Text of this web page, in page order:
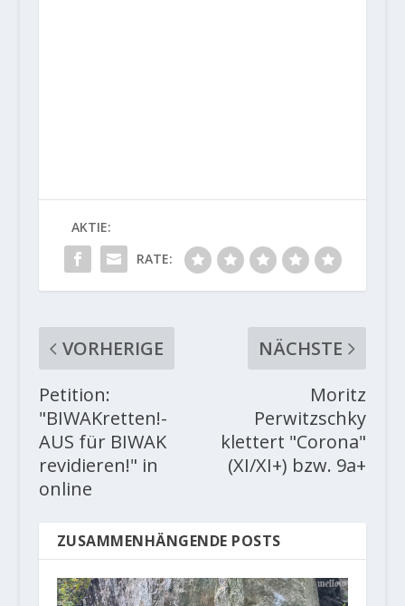
AKTIE:
RATE:
VORHERIGE
Petition:
"BIWAKretten!-
AUS für BIWAK
revidieren!" in
online
NÄCHSTE
Moritz
Perwitzschky
klettert "Corona"
(XI/XI+) bzw. 9a+
ZUSAMMENHÄNGENDE POSTS